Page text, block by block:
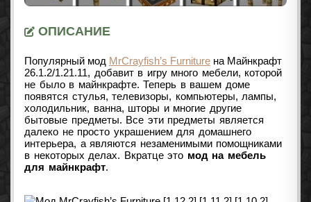
ОПИСАНИЕ
Популярный мод MrCrayfish’s Furniture на Майнкрафт
26.1.2/1.21.11, добавит в игру много мебели, которой
не было в майнкрафте. Теперь в вашем доме
появятся стулья, телевизоры, компьютеры, лампы,
холодильник, ванна, шторы и многие другие
бытовые предметы. Все эти предметы является
далеко не просто украшением для домашнего
интерьера, а являются незаменимыми помощниками
в некоторых делах. Вкратце это мод на мебель
для майнкрафт.